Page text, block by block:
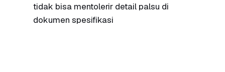
tidak bisa mentolerir detail palsu di
dokumen spesifikasi